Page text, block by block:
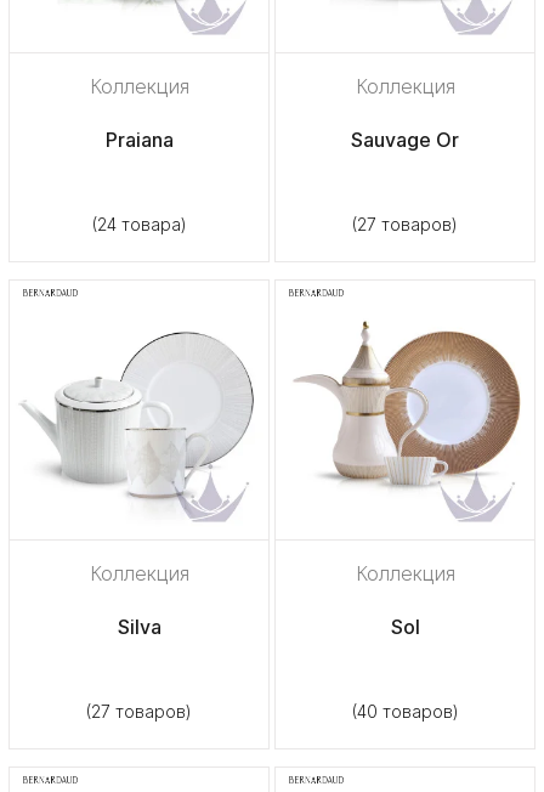
Коллекция
Praiana
(24 товара)
Коллекция
Sauvage Or
(27 товаров)
Коллекция
Silva
(27 товаров)
Коллекция
Sol
(40 товаров)